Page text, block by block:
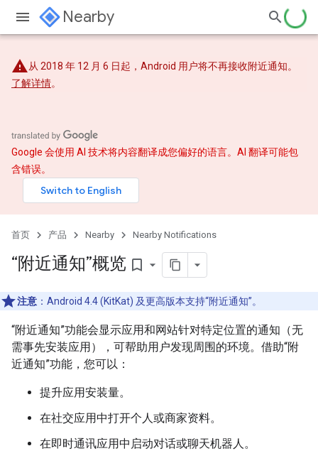
Nearby
从 2018 年 12 月 6 日起，Android 用户将不再接收附近通知。
了解详情。
Google 会使用 AI 技术将内容翻译成您偏好的语言。AI 翻译可能包
含错误。
首页 产品 Nearby Nearby Notifications
“附近通知”概览 bookmark_border
注意 ：Android 4.4 (KitKat) 及更高版本支持“附近通知”。
“附近通知”功能会显示应用和网站针对特定位置的通知（无
需事先安装应用），可帮助用户发现周围的环境。借助“附
近通知”功能，您可以：
提升应用安装量。
在社交应用中打开个人或商家资料。
在即时通讯应用中启动对话或聊天机器人。